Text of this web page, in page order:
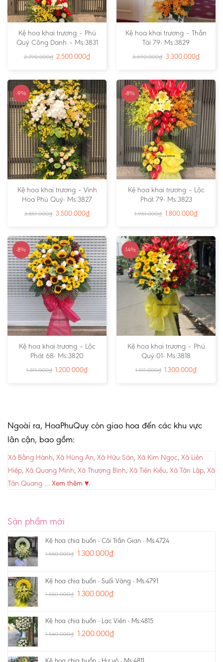
Kệ hoa khai trương – Phú
Quý Công Danh – Ms:3831
2.790.000₫ 2.500.000₫
Kệ hoa khai trương – Thần
Tài 79- Ms:3829
3.590.000₫ 3.300.000₫
-9%
Kệ hoa khai trương – Vinh
Hoa Phú Quý- Ms:3827
3.851.000₫ 3.500.000₫
-8%
Kệ hoa khai trương – Lộc
Phát 79- Ms:3823
1.951.000₫ 1.800.000₫
-8%
Kệ hoa khai trương – Lộc
Phát 68- Ms:3820
1.311.000₫ 1.200.000₫
-14%
Kệ hoa khai trương – Phú
Quý 01- Ms:3818
1.511.000₫ 1.300.000₫
Ngoài ra, HoaPhuQuy còn giao hoa đến các khu vực
lân cận, bao gồm:
Xã Bằng Hành, Xã Hùng An, Xã Hữu Sản, Xã Kim Ngọc, Xã Liên
Hiệp, Xã Quang Minh, Xã Thượng Bình, Xã Tiên Kiều, Xã Tân Lập, Xã
Tân Quang … Xem thêm ▾.
Sản phẩm mới
Kệ hoa chia buồn - Cõi Trần Gian - Ms:4724
1.550.000₫ 1.300.000₫
Kệ hoa chia buồn - Suối Vàng - Ms:4791
1.550.000₫ 1.300.000₫
Kệ hoa chia buồn - Lạc Viên - Ms:4815
1.540.000₫ 1.200.000₫